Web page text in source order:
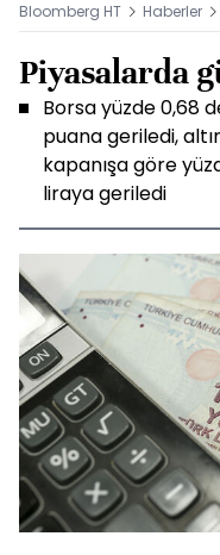
Bloomberg HT Haberler
Piyasalarda
Borsa yüzde 0,68
puana geriledi,
kapanışa göre
liraya geriledi